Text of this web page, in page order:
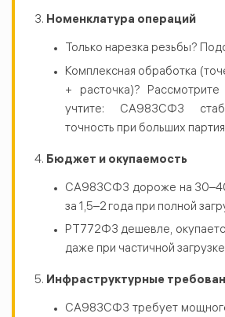
Номенклатура операций
Только нарезка резьбы?
Комплексная обработка
+ расточка)?
учтите: СА983СФ3
точность при больших
Бюджет и окупаемость
СА983СФ3 дороже на 30–40
за 1,5–2 года при полной
РТ772Ф3 дешевле,
даже при частичной
Инфраструктурные
СА983СФ3 требует